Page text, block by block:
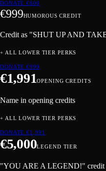
DONATE €600
€999HUMOROUS CREDIT
Credit as "SHUT UP AND
+ ALL LOWER TIER PERKS
DONATE €999
€1,991OPENING CREDITS
Name in opening credits
+ ALL LOWER TIER PERKS
DONATE €1,991
€5,000LEGEND TIER
"YOU ARE A LEGEND!" credit